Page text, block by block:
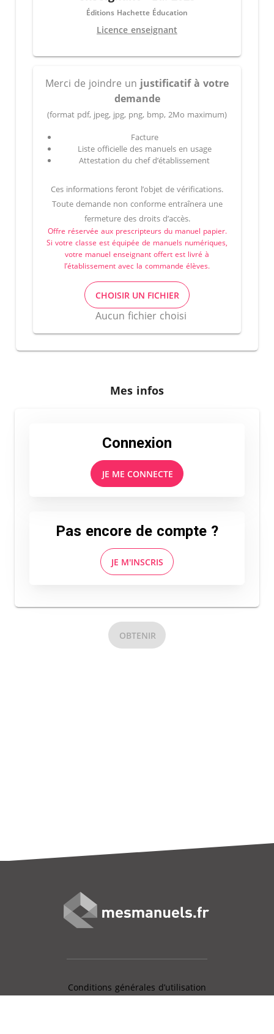
Éditions Hachette Éducation
Licence enseignant
Merci de joindre un justificatif à votre
demande
(format pdf, jpeg, jpg, png, bmp, 2Mo maximum)
Facture
Liste officielle des manuels en usage
Attestation du chef d’établissement
Ces informations feront l’objet de vérifications.
Toute demande non conforme entraînera une
fermeture des droits d’accès.
Offre réservée aux prescripteurs du manuel papier.
Si votre classe est équipée de manuels numériques,
votre manuel enseignant offert est livré à
l’établissement avec la commande élèves.
CHOISIR UN FICHIER
Aucun fichier choisi
Mes infos
Connexion
JE ME CONNECTE
Pas encore de compte ?
JE M'INSCRIS
OBTENIR
Conditions générales d’utilisation